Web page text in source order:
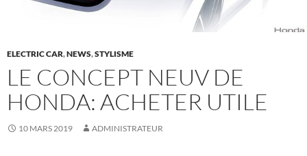
ELECTRIC CAR,NEWS,STYLISME
LE CONCEPT NEUV DE
HONDA: ACHETER UTILE
10 MARS 2019 ADMINISTRATEUR